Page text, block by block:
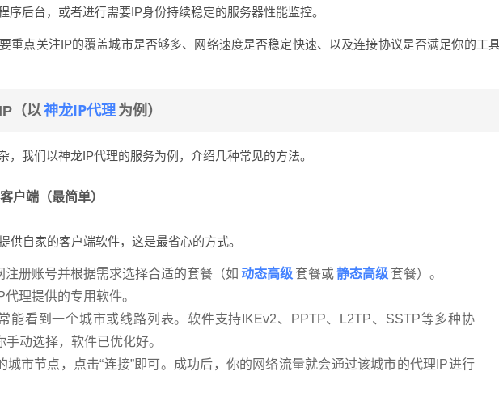
序后台，或者进行需要IP身份持续稳定的服务器性能监控。
重点关注IP的覆盖城市是否够多、网络速度是否稳定快速、以及连接协议是否满足你的工
（以神龙IP代理 为例）
，我们以神龙IP代理的服务为例，介绍几种常见的方法。
户端（最简单）
供自家的客户端软件，这是最省心的方式。
注册账号并根据需求选择合适的套餐（如 动态高级 套餐或静态高级 套餐）。
理提供的专用软件。
能看到一个城市或线路列表。软件支持IKEv2、PPTP、L2TP、SSTP等多种协
动选择，软件已优化好。
城市节点，点击“连接”即可。成功后，你的网络流量就会通过该城市的代理IP进行